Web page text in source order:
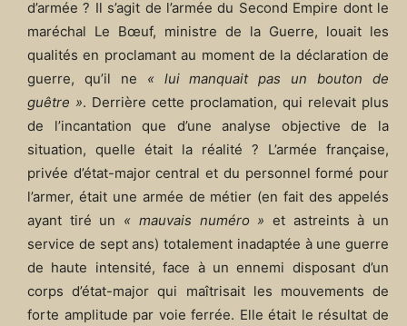
d’armée ? Il s’agit de l’armée du Second Empire dont le
maréchal Le Bœuf, ministre de la Guerre, louait les
qualités en proclamant au moment de la déclaration de
guerre, qu’il ne « lui manquait pas un bouton de
guêtre ». Derrière cette proclamation, qui relevait plus
de l’incantation que d’une analyse objective de la
situation, quelle était la réalité ? L’armée française,
privée d’état-major central et du personnel formé pour
l’armer, était une armée de métier (en fait des appelés
ayant tiré un « mauvais numéro » et astreints à un
service de sept ans) totalement inadaptée à une guerre
de haute intensité, face à un ennemi disposant d’un
corps d’état-major qui maîtrisait les mouvements de
forte amplitude par voie ferrée. Elle était le résultat de